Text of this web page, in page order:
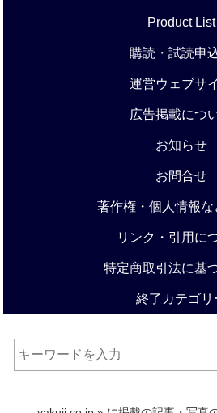
Product List
購読・試読申
運営ウェブサ
広告掲載につ
お知らせ
お問合せ
著作権・個人情報な
リンク・引用に
特定商取引法に基
終了カテゴリ